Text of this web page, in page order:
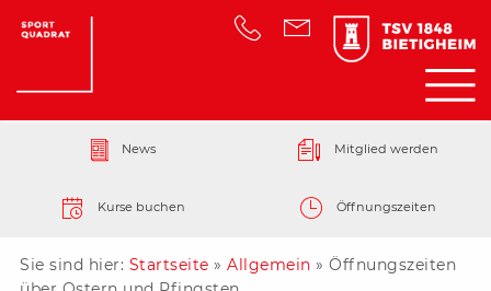
News Mitglied werden
Kurse buchen Öffnungszeiten
Sie sind hier: Startseite » Allgemein » Öffnungszeiten